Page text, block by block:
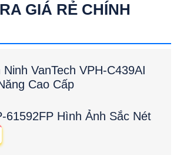
GIÁ RẺ CHÍNH
VanTech VPH-C439AI
Cao Cấp
61592FP Hình Ảnh Sắc Nét